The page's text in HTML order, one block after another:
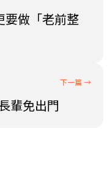
要做「老前整
輩免出門